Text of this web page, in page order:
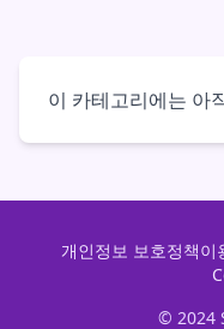
이 카테고리에는 아
개인정보 보호정책이
© 2024